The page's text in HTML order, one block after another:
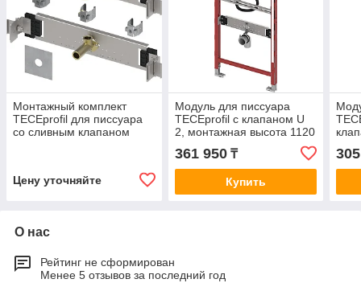
Монтажный комплект
TECEprofil для писсуара
со сливным клапаном
Цену уточняйте
Модуль для писсуара
TECEprofil с клапаном U
2, монтажная высота 1120
мм (9320013)
361 950₸
Купить
мм
О нас
Рейтинг не сформирован
Менее 5 отзывов за последний год